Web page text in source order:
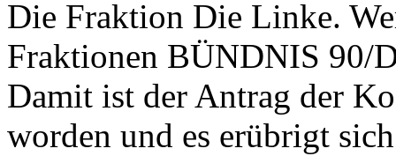
Die Fraktion Die Linke.
Fraktionen BÜNDNIS 90/
Damit ist der Antrag der
worden und es erübrigt